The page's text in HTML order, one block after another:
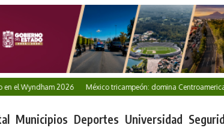
2026 México tricampeón: domina Centroamericanos
Municipios Deportes Universidad